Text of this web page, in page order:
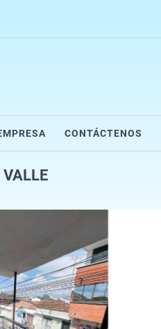
CONTÁCTENOS